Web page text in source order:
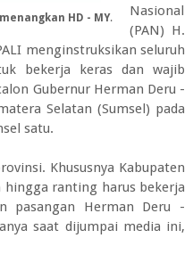
HD - MY.
Nasional
(PAN) H.
menginstruksikan seluruh
bekerja keras dan wajib
Gubernur Herman Deru -
Selatan (Sumsel) pada
satu.
Khususnya Kabupaten
hingga ranting harus bekerja
pasangan Herman Deru -
saat dijumpai media ini,